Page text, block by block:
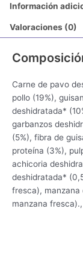
Información
Valoraciones (0)
Carne de pavo
pollo (19%),
deshidratada*
garbanzos
(5%), fibra de
proteína (3%),
achicoria
deshidratada*
fresca), manzana
manzana